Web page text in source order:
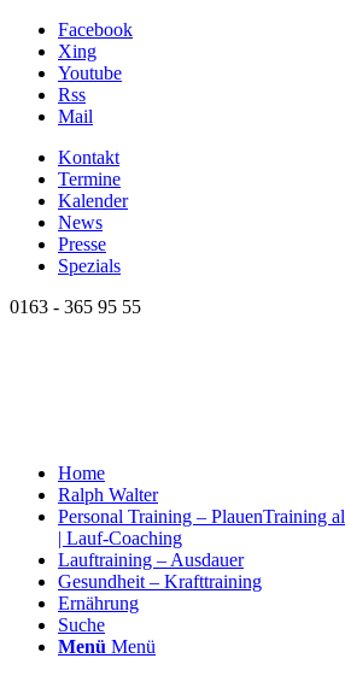
Facebook
Xing
Youtube
Rss
Mail
Kontakt
Termine
Kalender
News
Presse
Spezials
0163 - 365 95 55
Home
Ralph Walter
Personal Training – PlauenTraining
| Lauf-Coaching
Lauftraining – Ausdauer
Gesundheit – Krafttraining
Ernährung
Suche
Menü Menü